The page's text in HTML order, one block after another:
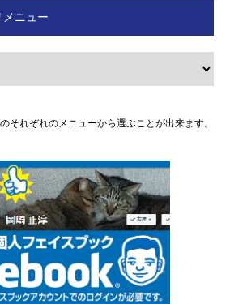
メニュー
それぞれのメニューから選ぶことが出来ます。